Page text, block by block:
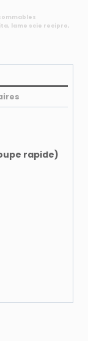
, lame scie recipro,
rapide)